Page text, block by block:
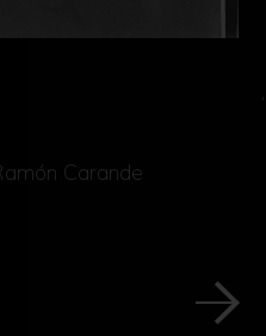
una costumbre que a
había convertido en
y cortesanas. En
consumo en España,
para la Real
contaba con el
de tabaco en España.
la fabricación de rapé
en Sevilla. No
Carande